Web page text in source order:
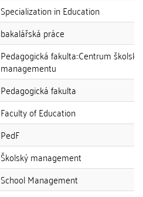
Specialization in Education
bakalářská práce
Pedagogická fakulta::Centrum
managementu
Pedagogická fakulta
Faculty of Education
PedF
Školský management
School Management